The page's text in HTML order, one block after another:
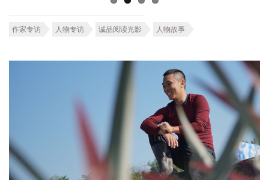
作家专访 人物专访 诚品阅读光影 人物故事